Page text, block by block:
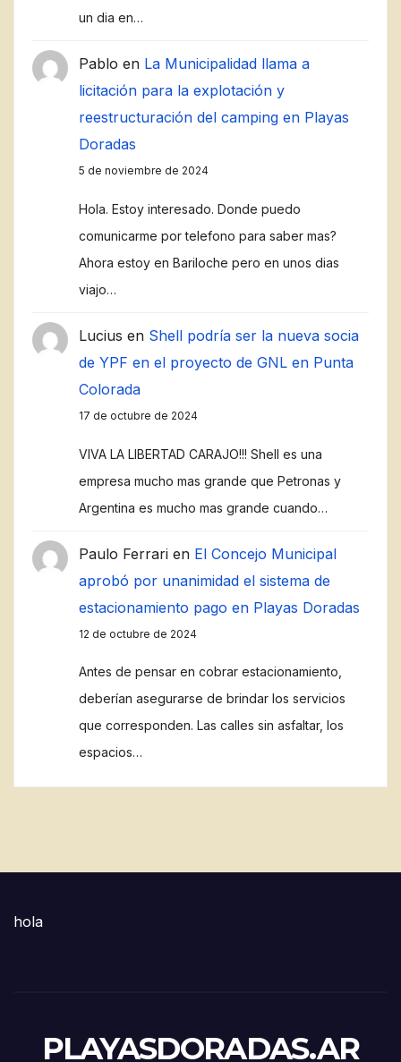
un dia en…
Pablo en La Municipalidad llama a
licitación para la explotación y
reestructuración del camping en Playas
Doradas
5 de noviembre de 2024
Hola. Estoy interesado. Donde puedo
comunicarme por telefono para saber mas?
Ahora estoy en Bariloche pero en unos dias
viajo…
Lucius en Shell podría ser la nueva socia
de YPF en el proyecto de GNL en Punta
Colorada
17 de octubre de 2024
VIVA LA LIBERTAD CARAJO!!! Shell es una
empresa mucho mas grande que Petronas y
Argentina es mucho mas grande cuando…
Paulo Ferrari en El Concejo Municipal
aprobó por unanimidad el sistema de
estacionamiento pago en Playas Doradas
12 de octubre de 2024
Antes de pensar en cobrar estacionamiento,
deberían asegurarse de brindar los servicios
que corresponden. Las calles sin asfaltar, los
espacios…
hola
PLAYASDORADAS.AR